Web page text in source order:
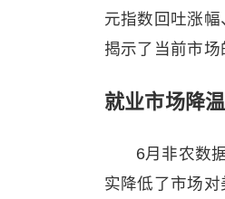
元指数 回吐涨
揭示了当前市
就业市场降
6月非农数
实降低了市场